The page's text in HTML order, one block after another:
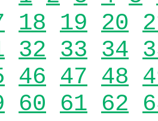
18 19 20
32 33 34
46 47 48
60 61 62